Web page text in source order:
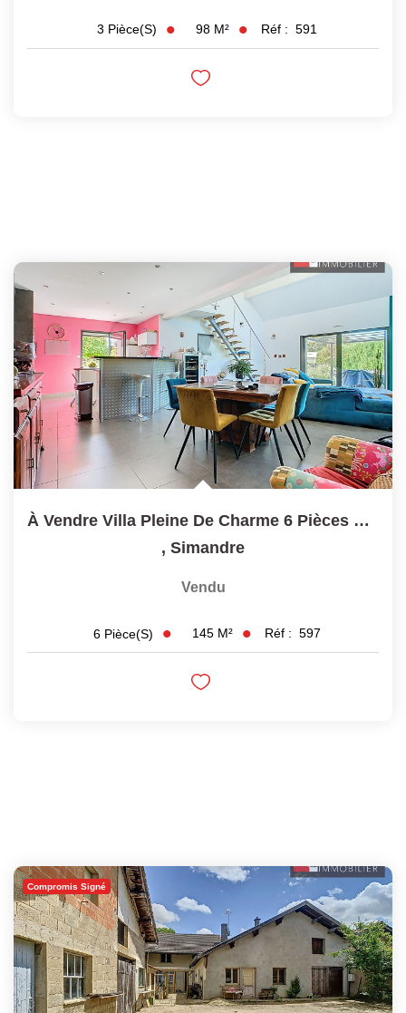
3 Pièce(s) 98 M² Réf : 591
À Vendre Villa Pleine De Charme 6 Pièces À Simandre
, Simandre
Vendu
6 Pièce(s) 145 M² Réf : 597
Compromis Signé